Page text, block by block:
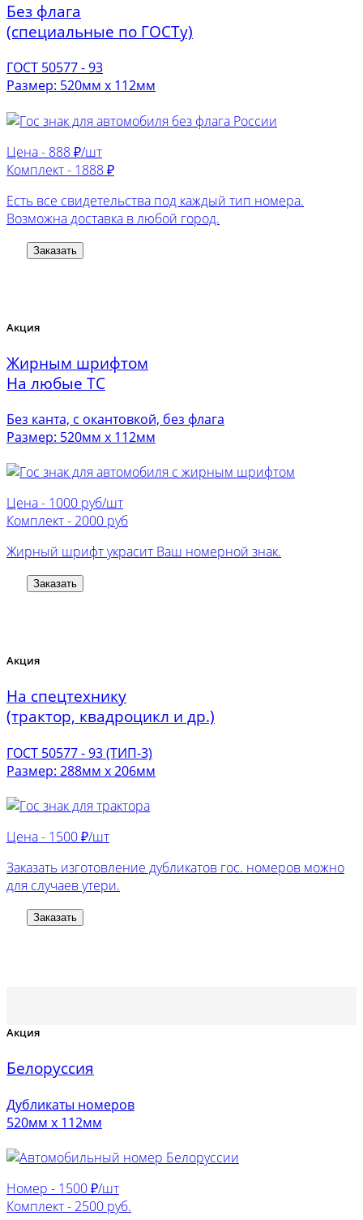
Без флага
(специальные по ГОСТу)
ГОСТ 50577 - 93
Размер: 520мм х 112мм
Цена - 888 ₽/шт
Комплект - 1888 ₽
Есть все свидетельства под каждый тип номера.
Возможна доставка в любой город.
Заказать
Акция
Жирным шрифтом
На любые ТС
Без канта, с окантовкой, без флага
Размер: 520мм х 112мм
Цена - 1000 руб/шт
Комплект - 2000 руб
Жирный шрифт украсит Ваш номерной знак.
Заказать
Акция
На спецтехнику
(трактор, квадроцикл и др.)
ГОСТ 50577 - 93 (ТИП-3)
Размер: 288мм х 206мм
Цена - 1500 ₽/шт
Заказать изготовление дубликатов гос. номеров можно
для случаев утери.
Заказать
Акция
Белоруссия
Дубликаты номеров
520мм х 112мм
Номер - 1500 ₽/шт
Комплект - 2500 руб.